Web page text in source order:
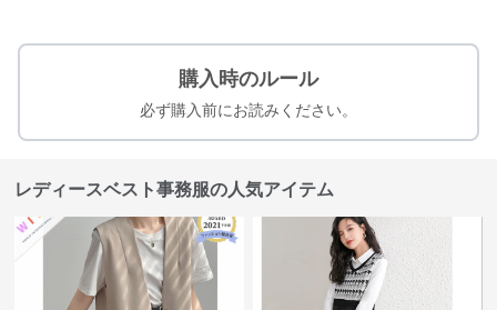
購入時のルール
必ず購入前にお読みください。
レディースベスト事務服の人気アイテム